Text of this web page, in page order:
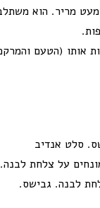
מעט מריר. הוא
אותו (הטעם